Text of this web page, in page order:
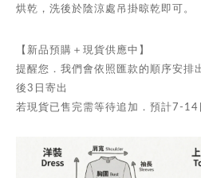
烘乾，洗後於陰涼處吊掛晾乾即可。
【新品預購＋現貨供應中】
提醒您．我們會依照匯款的順序安排
後3日寄出
若現貨已售完需等待追加．預計7-14